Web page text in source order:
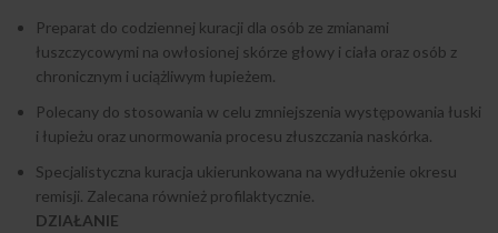
Preparat do codziennej kuracji dla osób ze zmianami
łuszczycowymi na owłosionej skórze głowy i ciała oraz osób z
chronicznym i uciążliwym łupieżem.
Polecany do stosowania w celu zmniejszenia występowania łuski
i łupieżu oraz unormowania procesu złuszczania naskórka.
Specjalistyczna kuracja ukierunkowana na wydłużenie okresu
remisji. Zalecana również profilaktycznie.
DZIAŁANIE